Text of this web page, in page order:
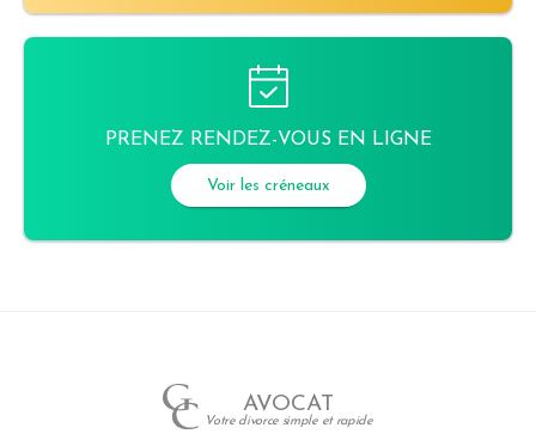
PRENEZ RENDEZ-VOUS EN LIGNE
Voir les créneaux
AVOCAT
Votre divorce simple et rapide